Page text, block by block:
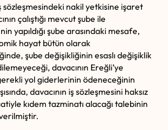
sözleşmesindeki nakil yetkisine işaret
çalıştığı mevcut şube ile
yapıldığı şube arasındaki mesafe,
hayat bütün olarak
şube değişikliğinin esaslı değişiklik
davacının Ereğli’ye
yol giderlerinin ödeneceğinin
davacının iş sözleşmesini haksız
kıdem tazminatı alacağı talebinin